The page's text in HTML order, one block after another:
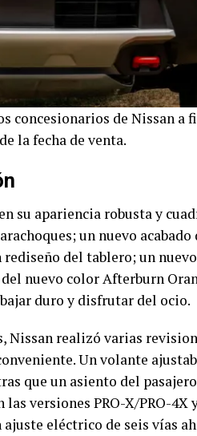
concesionarios de Nissan a
la fecha de venta.
su apariencia robusta y
un nuevo acabado
rediseño del tablero; un
nuevo color Afterburn
duro y disfrutar del ocio.
Nissan realizó varias
Un volante
que un asiento del
versiones PRO-X/PRO-4X
eléctrico de seis vías